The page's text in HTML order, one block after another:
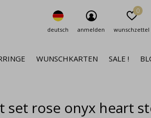
WUNSCHKARTEN SALE !
deutsch anmelden wunschzettel
0
set rose onyx heart